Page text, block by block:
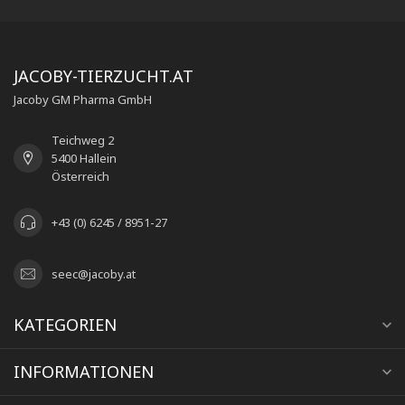
JACOBY-TIERZUCHT.AT
Jacoby GM Pharma GmbH
Teichweg 2
5400 Hallein
Österreich
+43 (0) 6245 / 8951-27
seec@jacoby.at
KATEGORIEN
INFORMATIONEN